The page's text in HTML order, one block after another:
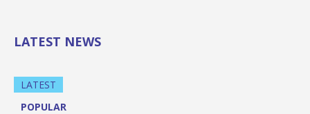
LATEST NEWS
LATEST
POPULAR